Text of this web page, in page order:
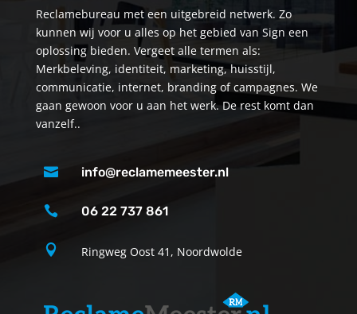
Reclamebureau met een uitgebreid netwerk. Zo
kunnen wij voor u alles op het gebied van Sign een
oplossing bieden. Vergeet alle termen als:
Merkbeleving, identiteit, marketing, huisstijl,
communicatie, internet, branding of campagnes. We
gaan gewoon voor u aan het werk. De rest komt dan
vanzelf..
 info@reclamemeester.nl
 06 22 737 861
 Ringweg Oost 41, Noordwolde